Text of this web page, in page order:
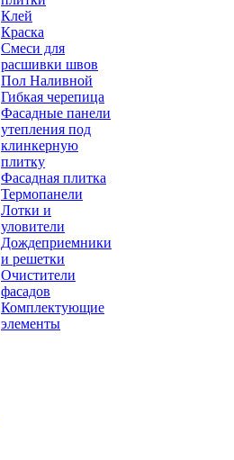
Клей
Краска
Смеси для
расшивки швов
Пол Наливной
Гибкая черепица
Фасадные панели
утепления под
клинкерную
плитку
Фасадная плитка
Термопанели
Лотки и
уловители
Дождеприемники
и решетки
Очистители
фасадов
Комплектующие
элементы